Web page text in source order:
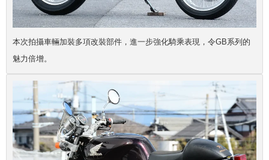
本次拍攝車輛加裝多項改裝部件，進一步強化騎乘表現，令GB系列的
魅力倍增。